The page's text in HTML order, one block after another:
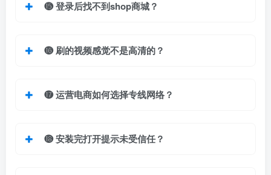
⓯登录后找不到shop商城？
⓰刷的视频感觉不是高清的？
⓱运营电商如何选择专线网络？
⓲ 安装完打开提示未受信任？